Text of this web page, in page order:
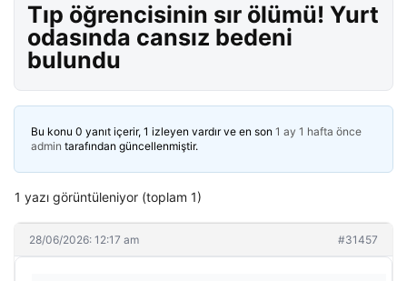
Tıp öğrencisinin sır ölümü! Yurt
odasında cansız bedeni
bulundu
Bu konu 0 yanıt içerir, 1 izleyen vardır ve en son 1 ay 1 hafta önce
admin tarafından güncellenmiştir.
1 yazı görüntüleniyor (toplam 1)
28/06/2026: 12:17 am #31457